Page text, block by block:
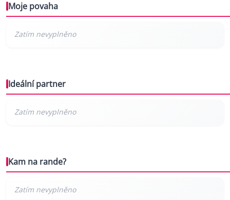
Moje povaha
Ideální partner
Kam na rande?